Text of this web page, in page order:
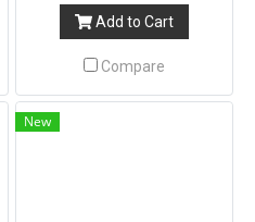
Add to Cart
Compare
New